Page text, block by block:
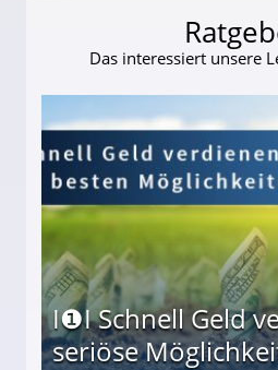
Das interessiert unsere
I❶I Schnell Geld
seriöse